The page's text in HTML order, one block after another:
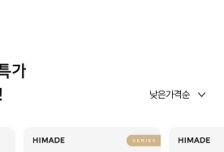
가
낮은가격순